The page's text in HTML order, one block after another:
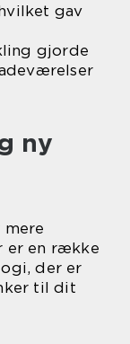
gav
gjorde
ny
er en række
der er
til dit